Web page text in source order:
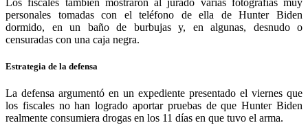
personales tomadas con el teléfono de ella de Hunter Biden
dormido, en un baño de burbujas y, en algunas, desnudo o
censuradas con una caja negra.
Estrategia de la defensa
La defensa argumentó en un expediente presentado el viernes que
los fiscales no han logrado aportar pruebas de que Hunter Biden
realmente consumiera drogas en los 11 días en que tuvo el arma.